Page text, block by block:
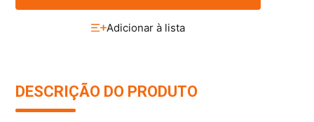
DESCRIÇÃO DO PRODUTO